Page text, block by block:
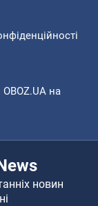
на
новин